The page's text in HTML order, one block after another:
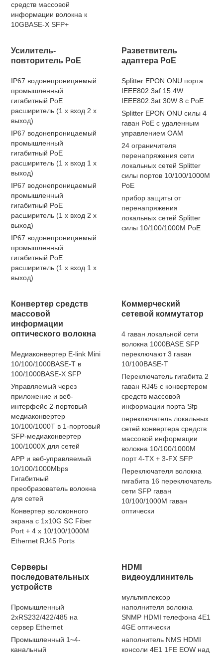
средств массовой
информации волокна к
10GBASE-X SFP+
Усилитель-
повторитель PoE
IP67 водонепроницаемый
промышленный
гигабитный PoE
расширитель (1 x вход 2 x
выход)
IP67 водонепроницаемый
промышленный
гигабитный PoE
расширитель (1 x вход 1 x
выход)
IP67 водонепроницаемый
промышленный
гигабитный PoE
расширитель (1 x вход 2 x
выход)
IP67 водонепроницаемый
промышленный
гигабитный PoE
расширитель (1 x вход 1 x
выход)
Разветвитель
адаптера PoE
Splitter EPON ONU порта
IEEE802.3af 15.4W
IEEE802.3at 30W 8 с PoE
Splitter EPON ONU силы 4
гаван PoE с удаленным
управлением OAM
24 ограничителя
перенапряжения сети
локальных сетей Splitter
силы портов 10/100/1000M
PoE
прибор защиты от
перенапряжения
локальных сетей Splitter
силы 10/100/1000M PoE
Конвертер средств
массовой
информации
оптического волокна
Медиаконвертер E-link Mini
10/100/1000BASE-T в
100/1000BASE-X SFP
Управляемый через
приложение и веб-
интерфейс 2-портовый
медиаконвертер
10/100/1000T в 1-портовый
SFP-медиаконвертер
100/1000X для сетей
APP и веб-управляемый
10/100/1000Mbps
Гигабитный
преобразователь волокна
для сетей
Конвертер волоконного
экрана с 1x10G SC Fiber
Port + 4 x 10/100/1000M
Ethernet RJ45 Ports
Коммерческий
сетевой коммутатор
4 гаван локальной сети
волокна 1000BASE SFP
переключают 3 гаван
10/100BASE-T
Переключатель гигабита 2
гаван RJ45 с конвертером
средств массовой
информации порта Sfp
переключатель локальных
сетей конвертера средств
массовой информации
волокна 10/100/1000M
порт 4-TX + 3-FX SFP
Переключателя волокна
гигабита 16 переключатель
сети SFP гаван
10/100/1000M гаван
оптически
Серверы
последовательных
устройств
Промышленный
2xRS232/422/485 на
сервер Ethernet
Промышленный 1~4-
канальный
HDMI
видеоудлинитель
мультиплексор
наполнителя волокна
SNMP HDMI телефона 4E1
4GE оптически
наполнитель NMS HDMI
консоли 4E1 1FE EOW над